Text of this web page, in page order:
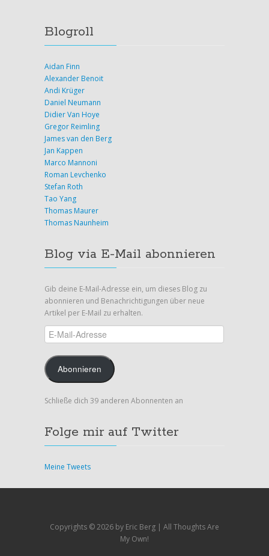
Blogroll
Aidan Finn
Alexander Benoit
Andi Krüger
Daniel Neumann
Didier Van Hoye
Gregor Reimling
James van den Berg
Jan Kappen
Marco Mannoni
Roman Levchenko
Stefan Roth
Tao Yang
Thomas Maurer
Thomas Naunheim
Blog via E-Mail abonnieren
Gib deine E-Mail-Adresse ein, um dieses Blog zu
abonnieren und Benachrichtigungen über neue
Artikel per E-Mail zu erhalten.
E-
Mail-
Adresse
Abonnieren
Schließe dich 39 anderen Abonnenten an
Folge mir auf Twitter
Meine Tweets
Copyrights ©2026 by Eric Berg | All Thoughts Are
My Own!